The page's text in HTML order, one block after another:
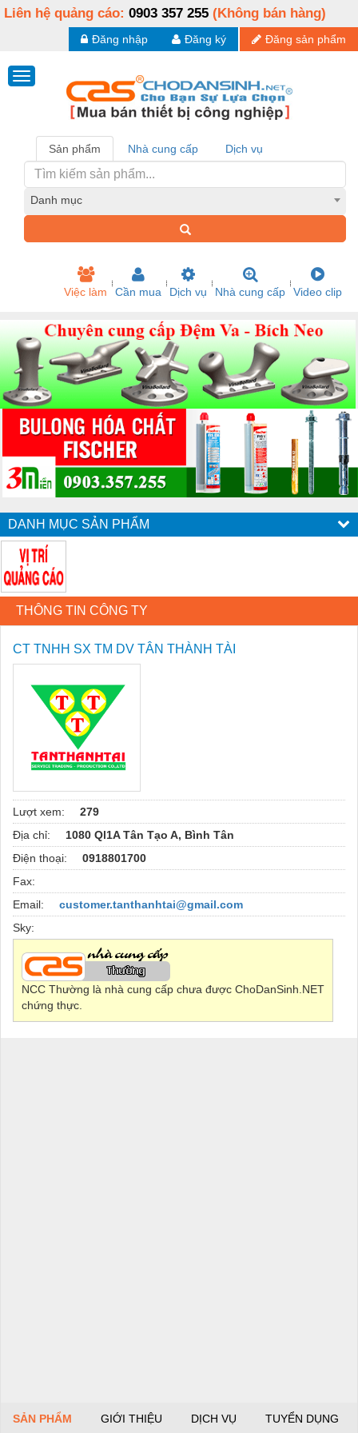
Liên hệ quảng cáo: 0903 357 255 (Không bán hàng)
Đăng sản phẩm
Đăng ký
Đăng nhập
Sản phẩm Nhà cung cấp Dịch vụ
Danh mục
Việc làm Cần mua Dịch vụ Nhà cung cấp Video clip
DANH MỤC SẢN PHẨM
THÔNG TIN CÔNG TY
CT TNHH SX TM DV TÂN THÀNH TÀI
Lượt xem:
279
Địa chỉ:
1080 Ql1A Tân Tạo A, Bình Tân
Điện thoại:
0918801700
Fax:
Email:
customer.tanthanhtai@gmail.com
Sky:
NCC Thường là nhà cung cấp chưa được ChoDanSinh.NET
chứng thực.
SẢN PHẨM GIỚI THIỆU DỊCH VỤ TUYỂN DỤNG